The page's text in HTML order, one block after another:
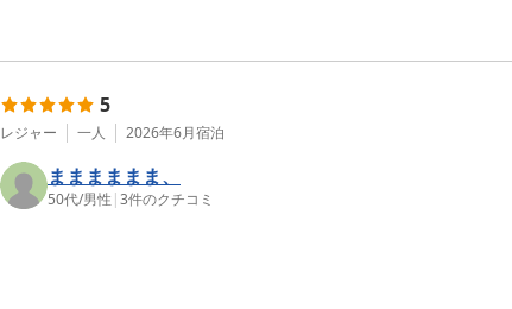
5
レジャー 一人 2026年6月宿泊
まままままま、
50代/男性 |3件のクチコミ